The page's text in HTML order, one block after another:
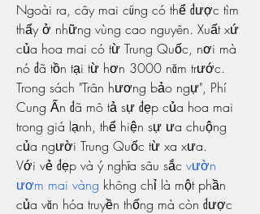
Ngoài ra, cây mai cũng có thể được tìm
thấy ở những vùng cao nguyên. Xuất xứ
của hoa mai có từ Trung Quốc, nơi mà
nó đã tồn tại từ hơn 3000 năm trước.
Trong sách "Trân hương bảo ngự", Phí
Cung Ấn đã mô tả sự đẹp của hoa mai
trong giá lạnh, thể hiện sự ưa chuộng
của người Trung Quốc từ xa xưa.
Với vẻ đẹp và ý nghĩa sâu sắc vườn
ươm mai vàng không chỉ là một phần
của văn hóa truyền thống mà còn được